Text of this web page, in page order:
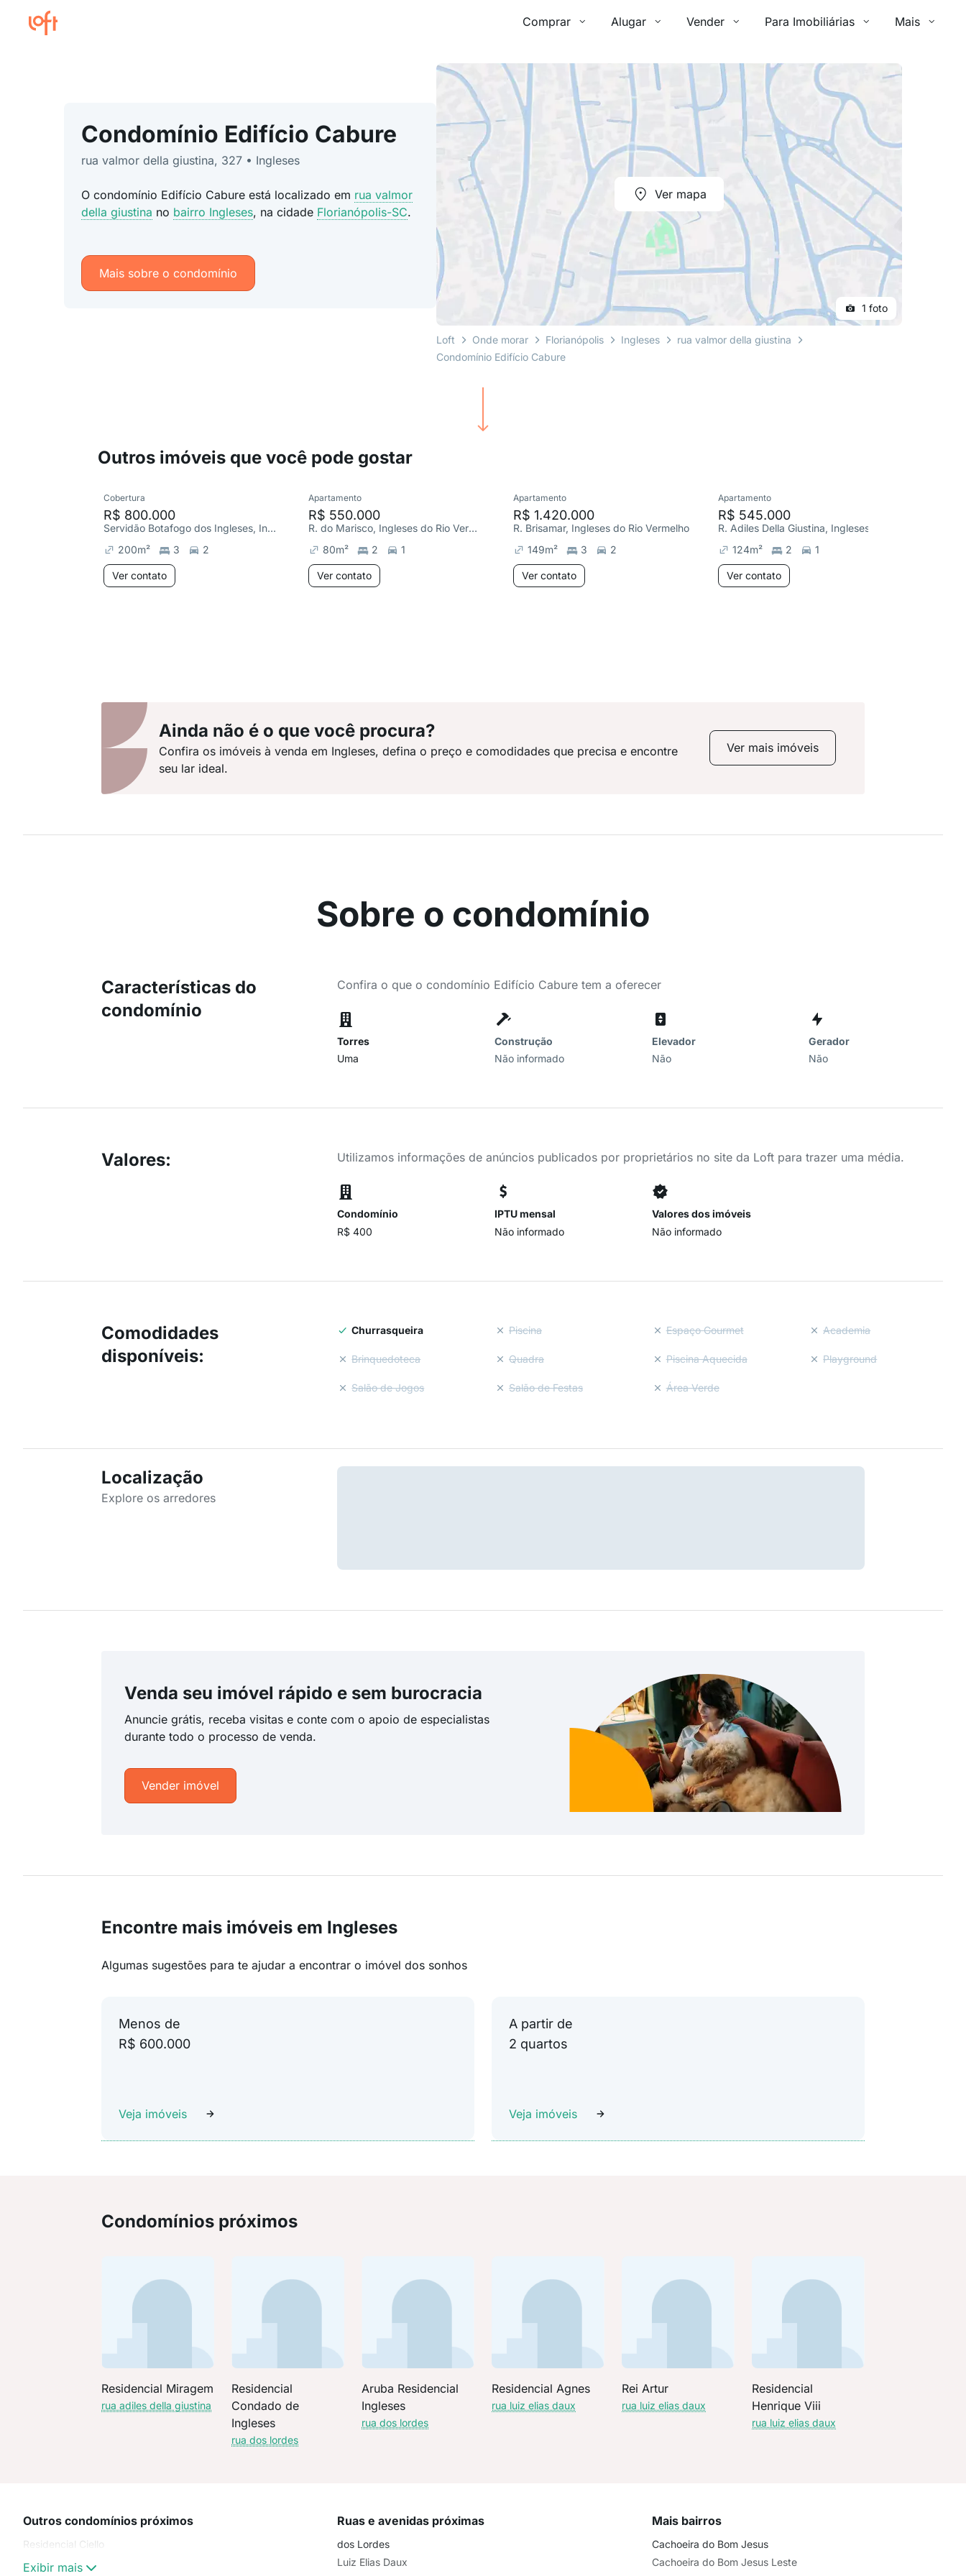
Comprar Alugar Vender Para Imobiliárias Mais
Condomínio Edifício Cabure
rua valmor della giustina, 327 • Ingleses
O condomínio Edifício Cabure está localizado em rua valmor
della giustina no bairro Ingleses, na cidade Florianópolis-SC.
Mais sobre o condomínio
Ver mapa
1 foto
Loft Onde morar Florianópolis Ingleses
rua valmor della giustina
Condomínio Edifício Cabure
Outros imóveis que você pode gostar
Cobertura
R$ 800.000
Servidão Botafogo dos Ingleses, Ingleses do Rio Vermelho
200m² 3 2
Ver contato
Apartamento
R$ 550.000
R. do Marisco, Ingleses do Rio Vermelho
80m² 2 1
Ver contato
Apartamento
R$ 1.420.000
R. Brisamar, Ingleses do Rio Vermelho
149m² 3 2
Ver contato
Apartamento
R$ 545.000
124m² 2 1
Ver contato
Ainda não é o que você procura?
Confira os imóveis à venda em Ingleses, defina o preço e comodidades que precisa e encontre
seu lar ideal.
Ver mais imóveis
Sobre o condomínio
Características do
condomínio
Confira o que o condomínio Edifício Cabure tem a oferecer
Torres
Uma
Construção
Não informado
Elevador
Não
Gerador
Não
Valores: Utilizamos informações de anúncios publicados por proprietários no site da Loft para trazer uma média.
Condomínio
R$ 400
IPTU mensal
Não informado
Valores dos imóveis
Não informado
Comodidades
disponíveis:
Churrasqueira Piscina Espaço Gourmet Academia
Brinquedoteca Quadra Piscina Aquecida Playground
Salão de Jogos Salão de Festas Área Verde
Localização
Explore os arredores
Venda seu imóvel rápido e sem burocracia
Anuncie grátis, receba visitas e conte com o apoio de especialistas
durante todo o processo de venda.
Vender imóvel
Encontre mais imóveis em Ingleses
Algumas sugestões para te ajudar a encontrar o imóvel dos sonhos
Menos de
R$ 600.000
Veja imóveis
A partir de
2 quartos
Veja imóveis
Condomínios próximos
Residencial Miragem
rua adiles della giustina
Residencial
Condado de
Ingleses
rua dos lordes
Aruba Residencial
Ingleses
rua dos lordes
Residencial Agnes
rua luiz elias daux
Rei Artur
rua luiz elias daux
Residencial
Henrique Viii
rua luiz elias daux
Outros condomínios próximos
Residencial Ciello
Exibir mais
Ruas e avenidas próximas
dos Lordes
Luiz Elias Daux
Mais bairros
Cachoeira do Bom Jesus
Cachoeira do Bom Jesus Leste